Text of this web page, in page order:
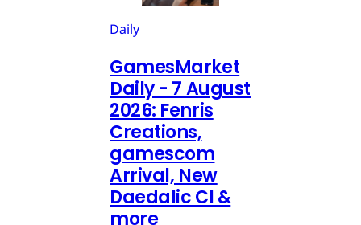
Daily
GamesMarket
Daily - 7 August
2026: Fenris
Creations,
gamescom
Arrival, New
Daedalic CI &
more